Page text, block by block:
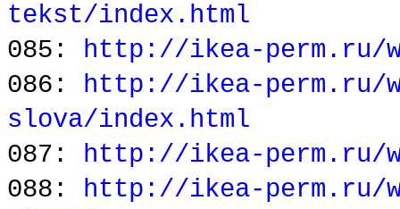
tekst/index.html
085: http://ikea-perm.ru/
086: http://ikea-perm.ru/
slova/index.html
087: http://ikea-perm.ru/
088: http://ikea-perm.ru/